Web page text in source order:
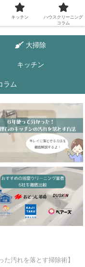
大掃除
キッチン
ラム
た汚れを落とす掃除術】
キッチン
ハウスクリーニング
コラム